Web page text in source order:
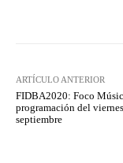
ARTÍCULO ANTERIOR
FIDBA2020: Foco
programación del
septiembre